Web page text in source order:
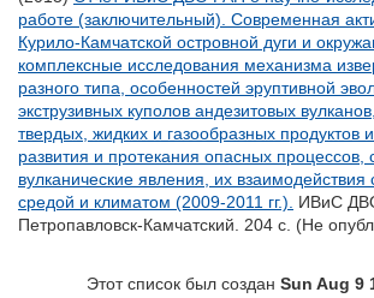
работе (заключительный). Современная
Курило-Камчатской островной дуги и
комплексные исследования механизма
разного типа, особенностей эруптивной
экструзивных куполов андезитовых
твердых, жидких и газообразных продуктов
развития и протекания опасных
вулканические явления, их
средой и климатом (2009-2011 гг.).
ИВиС
Петропавловск-Камчатский. 204 с. (Не
Этот список был создан Sun Aug 9